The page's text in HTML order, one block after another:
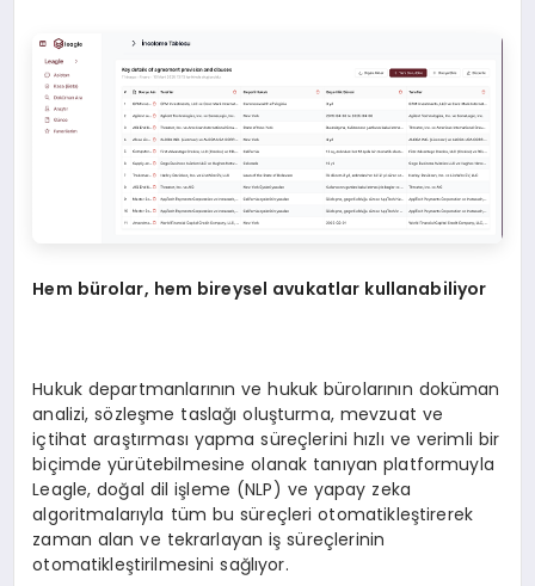
Hem bürolar, hem bireysel avukatlar kullanabiliyor
Hukuk departmanlarının ve hukuk bürolarının doküman
analizi, sözleşme taslağı oluşturma, mevzuat ve
içtihat araştırması yapma süreçlerini hızlı ve verimli bir
biçimde yürütebilmesine olanak tanıyan platformuyla
Leagle, doğal dil işleme (NLP) ve yapay zeka
algoritmalarıyla tüm bu süreçleri otomatikleştirerek
zaman alan ve tekrarlayan iş süreçlerinin
otomatikleştirilmesini sağlıyor.